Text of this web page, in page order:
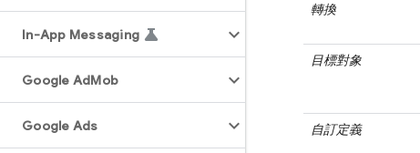
In-App Messaging
Google AdMob
Google Ads
轉換
目標對象
自訂定義